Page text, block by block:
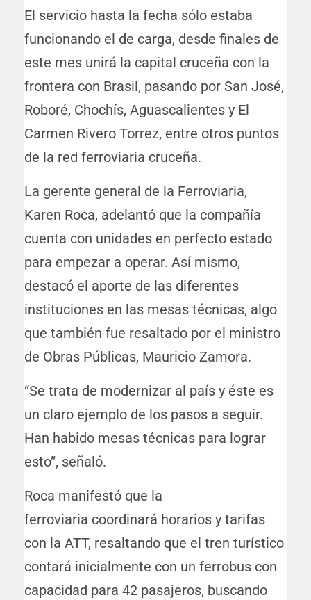
El servicio hasta la fecha sólo estaba
funcionando el de carga, desde finales de
este mes unirá la capital cruceña con la
frontera con Brasil, pasando por San José,
Roboré, Chochís, Aguascalientes y El
Carmen Rivero Torrez, entre otros puntos
de la red ferroviaria cruceña.
La gerente general de la Ferroviaria,
Karen Roca, adelantó que la compañía
cuenta con unidades en perfecto estado
para empezar a operar. Así mismo,
destacó el aporte de las diferentes
instituciones en las mesas técnicas, algo
que también fue resaltado por el ministro
de Obras Públicas, Mauricio Zamora.
“Se trata de modernizar al país y éste es
un claro ejemplo de los pasos a seguir.
Han habido mesas técnicas para lograr
esto”, señaló.
Roca manifestó que la
ferroviaria coordinará horarios y tarifas
con la ATT, resaltando que el tren turístico
contará inicialmente con un ferrobus con
capacidad para 42 pasajeros, buscando